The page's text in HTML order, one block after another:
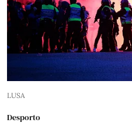
LUSA
Desporto